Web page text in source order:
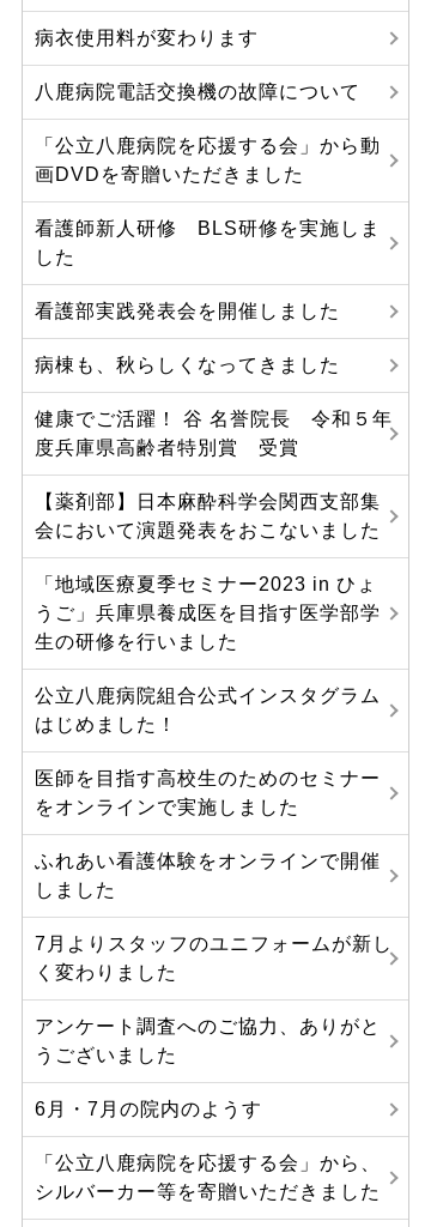
病衣使用料が変わります
八鹿病院電話交換機の故障について
「公立八鹿病院を応援する会」から動
画DVDを寄贈いただきました
看護師新人研修 BLS研修を実施しま
した
看護部実践発表会を開催しました
病棟も、秋らしくなってきました
健康でご活躍！ 谷 名誉院長 令和５年
度兵庫県高齢者特別賞 受賞
【薬剤部】日本麻酔科学会関西支部集
会において演題発表をおこないました
「地域医療夏季セミナー2023 in ひょ
うご」兵庫県養成医を目指す医学部学
生の研修を行いました
公立八鹿病院組合公式インスタグラム
はじめました！
医師を目指す高校生のためのセミナー
をオンラインで実施しました
ふれあい看護体験をオンラインで開催
しました
7月よりスタッフのユニフォームが新し
く変わりました
アンケート調査へのご協力、ありがと
うございました
6月・7月の院内のようす
「公立八鹿病院を応援する会」から、
シルバーカー等を寄贈いただきました